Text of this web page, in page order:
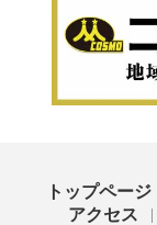
トップページ
アクセス